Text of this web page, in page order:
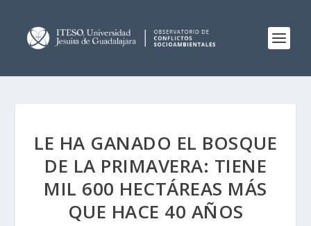
LE HA GANADO EL BOSQUE
DE LA PRIMAVERA: TIENE
MIL 600 HECTÁREAS MÁS
QUE HACE 40 AÑOS